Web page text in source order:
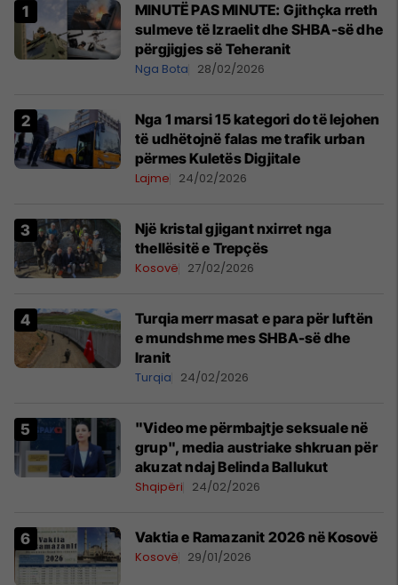
MINUTË PAS MINUTE: Gjithçka rreth
sulmeve të Izraelit dhe SHBA-së dhe
përgjigjes së Teheranit
Nga Bota 28/02/2026
Nga 1 marsi 15 kategori do të lejohen
të udhëtojnë falas me trafik urban
përmes Kuletës Digjitale
Lajme 24/02/2026
Një kristal gjigant nxirret nga
thellësitë e Trepçës
Kosovë 27/02/2026
Turqia merr masat e para për luftën
e mundshme mes SHBA-së dhe
Iranit
Turqia 24/02/2026
"Video me përmbajtje seksuale në
grup", media austriake shkruan për
akuzat ndaj Belinda Ballukut
Shqipëri 24/02/2026
Vaktia e Ramazanit 2026 në Kosovë
Kosovë 29/01/2026